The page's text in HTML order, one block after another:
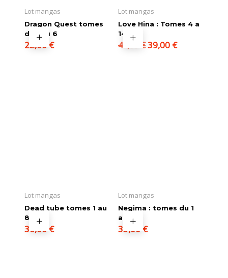
Lot mangas
Dragon Quest tomes
du 1 au 6
22,00 €
Lot mangas
Love Hina : Tomes 4 a
14
49,00 €
Le
39,00 €
Le
Lot mangas
Dead tube tomes 1 au
8
36,00 €
Lot mangas
Negima : tomes du 1
au 10
35,00 €